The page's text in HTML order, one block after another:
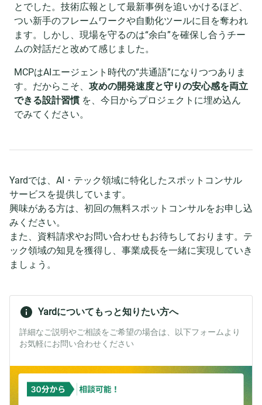
とでした。技術広報として最新事例を追いかけるほど、
つい新手のフレームワークや自動化ツールに目を奪われ
ます。しかし、現場を守るのは“余白”を確保し合うチー
ムの対話だと改めて感じました。
MCPはAIエージェント時代の“共通語”になりつつありま
す。だからこそ、 攻めの開発速度と守りの安心感を両立
できる設計習慣 を、今日からプロジェクトに埋め込ん
でみてください。
Yardでは、AI・テック領域に特化したスポットコンサル
サービスを提供しています。
興味がある方は、初回の無料スポットコンサルをお申し込
みください。
また、資料請求やお問い合わせもお待ちしております。テ
ック領域の知見を獲得し、事業成長を一緒に実現していき
ましょう。
Yardについてもっと知りたい方へ
詳細なご説明やご相談をご希望の場合は、以下フォームより
お気軽にお問い合わせください